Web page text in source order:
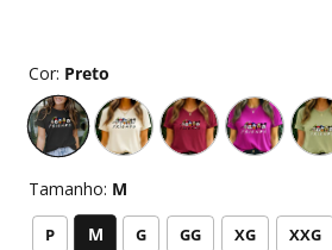
Cor: Preto
Tamanho: M
P M G GG XG XXG